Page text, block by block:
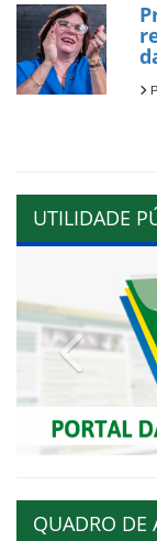
UTILIDADE
QUADRO DE